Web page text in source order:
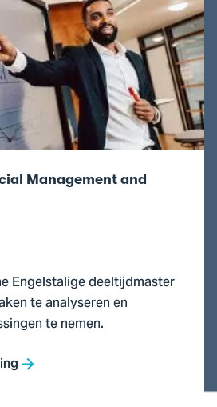
Management and
Engelstalige deeltijdmaster
te analyseren en
te nemen.